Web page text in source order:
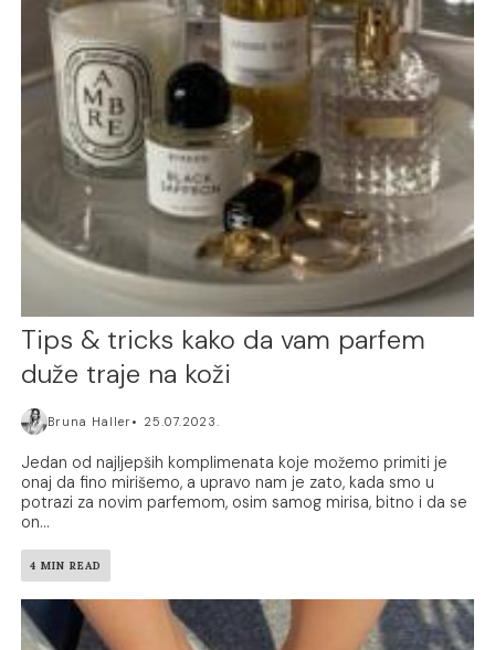
Tips & tricks kako da vam parfem
duže traje na koži
Bruna Haller 25.07.2023.
Jedan od najljepših komplimenata koje možemo primiti je
onaj da fino mirišemo, a upravo nam je zato, kada smo u
potrazi za novim parfemom, osim samog mirisa, bitno i da se
on...
4 MIN READ